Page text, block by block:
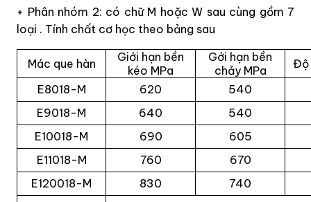
+ Phân nhóm 2: có chữ M hoặc W sau cùng gồm 7
loại . Tính chất cơ học theo bảng sau
Mác que hàn
Giới hạn bền
kéo MPa
Gới hạn bền
chảy MPa
Độ
E8018-M
620
540
E9018-M
640
540
E10018-M
690
605
E11018-M
760
670
E120018-M
830
740